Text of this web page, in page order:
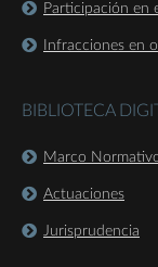
Participación en
Infracciones en
BIBLIOTECA
Marco
Actuaciones
Jurisprudencia